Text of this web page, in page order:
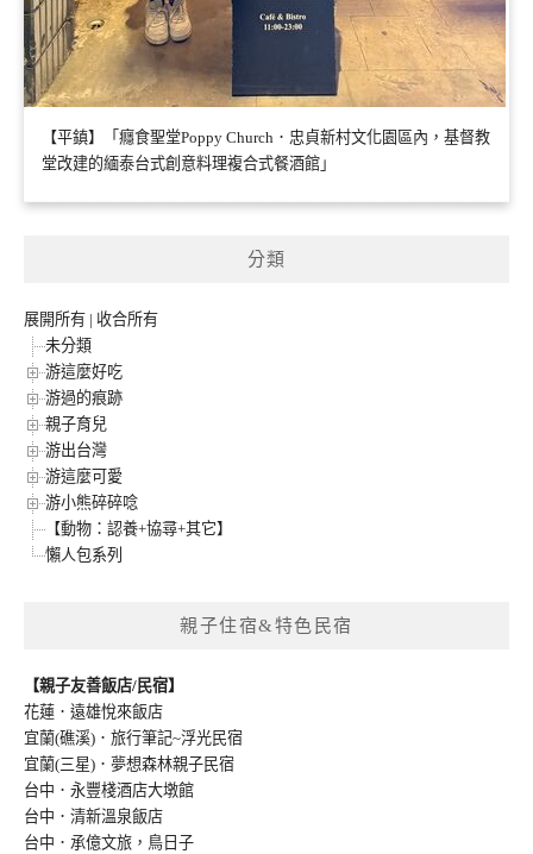
【平鎮】「癮食聖堂Poppy Church．忠貞新村文化園區內，基督教
堂改建的緬泰台式創意料理複合式餐酒館」
分類
展開所有 | 收合所有
未分類
游這麼好吃
游過的痕跡
親子育兒
游出台灣
游這麼可愛
游小熊碎碎唸
【動物：認養+協尋+其它】
懶人包系列
親子住宿&特色民宿
【親子友善飯店/民宿】
花蓮．遠雄悅來飯店
宜蘭(礁溪)．旅行筆記~浮光民宿
宜蘭(三星)．夢想森林親子民宿
台中．永豐棧酒店大墩館
台中．清新溫泉飯店
台中．承億文旅，鳥日子